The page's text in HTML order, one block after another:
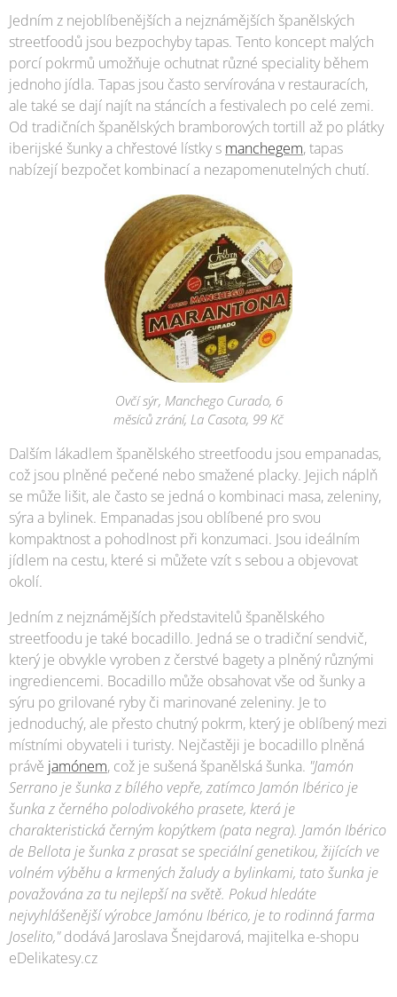
Jedním z nejoblíbenějších a nejznámějších španělských
streetfoodů jsou bezpochyby tapas. Tento koncept malých
porcí pokrmů umožňuje ochutnat různé speciality během
jednoho jídla. Tapas jsou často servírována v restauracích,
ale také se dají najít na stáncích a festivalech po celé zemi.
Od tradičních španělských bramborových tortill až po plátky
iberijské šunky a chřestové lístky s manchegem, tapas
nabízejí bezpočet kombinací a nezapomenutelných chutí.
Ovčí sýr, Manchego Curado, 6
měsíců zrání, La Casota, 99 Kč
Dalším lákadlem španělského streetfoodu jsou empanadas,
což jsou plněné pečené nebo smažené placky. Jejich náplň
se může lišit, ale často se jedná o kombinaci masa, zeleniny,
sýra a bylinek. Empanadas jsou oblíbené pro svou
kompaktnost a pohodlnost při konzumaci. Jsou ideálním
jídlem na cestu, které si můžete vzít s sebou a objevovat
okolí.
Jedním z nejznámějších představitelů španělského
streetfoodu je také bocadillo. Jedná se o tradiční sendvič,
který je obvykle vyroben z čerstvé bagety a plněný různými
ingrediencemi. Bocadillo může obsahovat vše od šunky a
sýru po grilované ryby či marinované zeleniny. Je to
jednoduchý, ale přesto chutný pokrm, který je oblíbený mezi
místními obyvateli i turisty. Nejčastěji je bocadillo plněná
právě jamónem, což je sušená španělská šunka. "Jamón
Serrano je šunka z bílého vepře, zatímco Jamón Ibérico je
šunka z černého polodivokého prasete, která je
charakteristická černým kopýtkem (pata negra). Jamón Ibérico
de Bellota je šunka z prasat se speciální genetikou, žijících ve
volném výběhu a krmených žaludy a bylinkami, tato šunka je
považována za tu nejlepší na světě. Pokud hledáte
nejvyhlášenější výrobce Jamónu Ibérico, je to rodinná farma
Joselito,"dodává Jaroslava Šnejdarová, majitelka e-shopu
eDelikatesy.cz